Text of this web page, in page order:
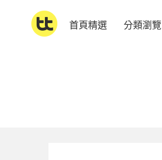
首頁精選 分類瀏覽